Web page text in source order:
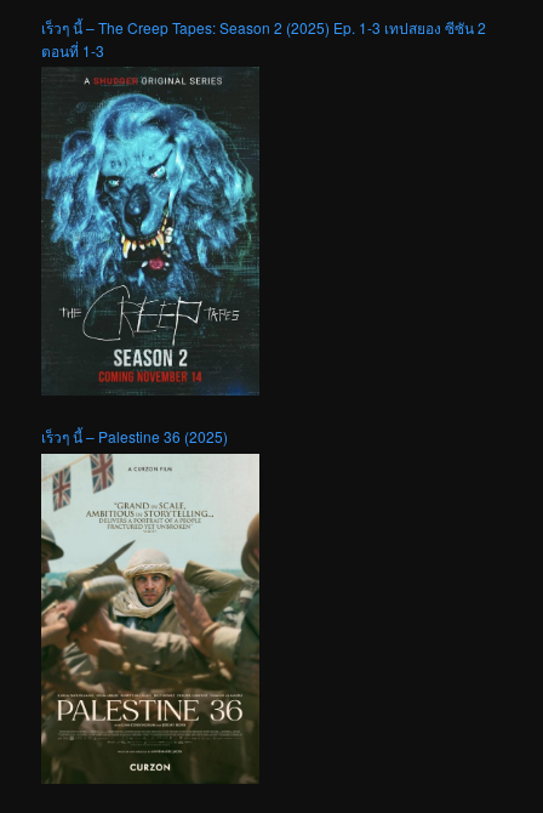
เร็วๆ นี้ – The Creep Tapes: Season 2 (2025) Ep. 1-3 เทปสยอง ซีซัน 2
ตอนที่ 1-3
เร็วๆ นี้ – Palestine 36 (2025)